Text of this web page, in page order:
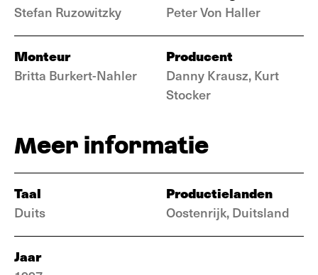
Stefan Ruzowitzky Peter Von Haller
Monteur
Britta Burkert-Nahler
Producent
Danny Krausz, Kurt
Stocker
Meer informatie
Taal
Duits
Productielanden
Oostenrijk, Duitsland
Jaar